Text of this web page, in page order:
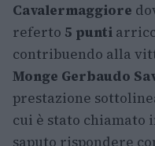
Cavalermaggiore
referto 5 punti
contribuendo alla
Monge Gerbaudo
prestazione
cui è stato chiamato